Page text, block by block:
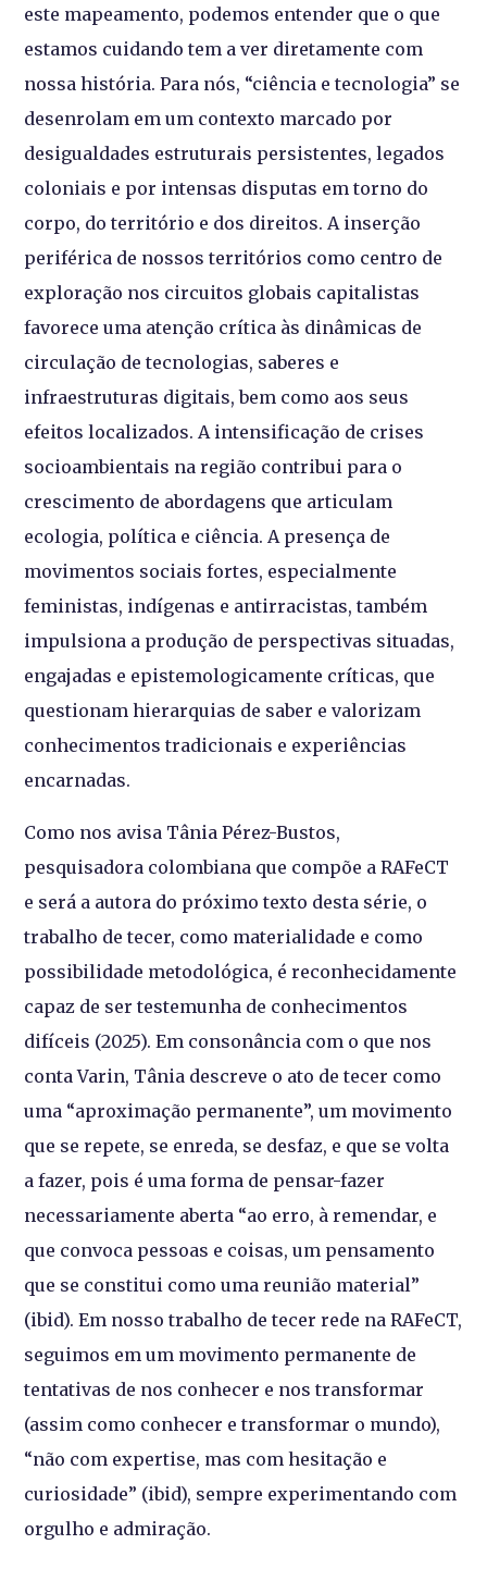
este mapeamento, podemos entender que o que
estamos cuidando tem a ver diretamente com
nossa história. Para nós, “ciência e tecnologia” se
desenrolam em um contexto marcado por
desigualdades estruturais persistentes, legados
coloniais e por intensas disputas em torno do
corpo, do território e dos direitos. A inserção
periférica de nossos territórios como centro de
exploração nos circuitos globais capitalistas
favorece uma atenção crítica às dinâmicas de
circulação de tecnologias, saberes e
infraestruturas digitais, bem como aos seus
efeitos localizados. A intensificação de crises
socioambientais na região contribui para o
crescimento de abordagens que articulam
ecologia, política e ciência. A presença de
movimentos sociais fortes, especialmente
feministas, indígenas e antirracistas, também
impulsiona a produção de perspectivas situadas,
engajadas e epistemologicamente críticas, que
questionam hierarquias de saber e valorizam
conhecimentos tradicionais e experiências
encarnadas.
Como nos avisa Tânia Pérez-Bustos,
pesquisadora colombiana que compõe a RAFeCT
e será a autora do próximo texto desta série, o
trabalho de tecer, como materialidade e como
possibilidade metodológica, é reconhecidamente
capaz de ser testemunha de conhecimentos
difíceis (2025). Em consonância com o que nos
conta Varin, Tânia descreve o ato de tecer como
uma “aproximação permanente”, um movimento
que se repete, se enreda, se desfaz, e que se volta
a fazer, pois é uma forma de pensar-fazer
necessariamente aberta “ao erro, à remendar, e
que convoca pessoas e coisas, um pensamento
que se constitui como uma reunião material”
(ibid). Em nosso trabalho de tecer rede na RAFeCT,
seguimos em um movimento permanente de
tentativas de nos conhecer e nos transformar
(assim como conhecer e transformar o mundo),
“não com expertise, mas com hesitação e
curiosidade” (ibid), sempre experimentando com
orgulho e admiração.